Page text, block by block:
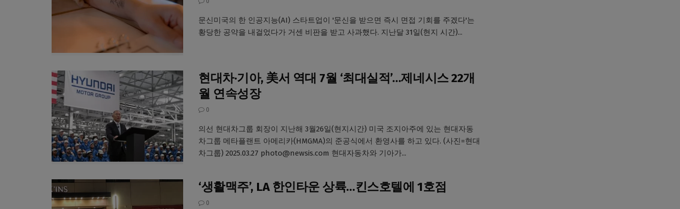
문신미국의 한 인공지능(AI) 스타트업이 '문신을 받으면 즉시 면접 기회를 주겠다'는
황당한 공약을 내걸었다가 거센 비판을 받고 사과했다. 지난달 31일(현지 시간)...
현대차·기아, 美서 역대 7월 ‘최대실적’…제네시스 22개
월 연속성장
0
의선 현대차그룹 회장이 지난해 3월26일(현지시간) 미국 조지아주에 있는 현대자동
차그룹 메타플랜트 아메리카(HMGMA)의 준공식에서 환영사를 하고 있다. (사진=현대
차그룹) 2025.03.27 photo@newsis.com 현대자동차와 기아가...
‘생활맥주’, LA 한인타운 상륙…킨스호텔에 1호점
0